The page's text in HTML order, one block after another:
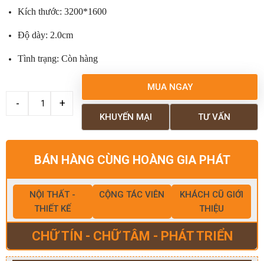
Kích thước: 3200*1600
Độ dày: 2.0cm
Tình trạng: Còn hàng
MUA NGAY
TƯ VẤN
KHUYẾN MẠI
BÁN HÀNG CÙNG HOÀNG GIA PHÁT
NỘI THẤT -
THIẾT KẾ
CỘNG TÁC VIÊN
KHÁCH CŨ GIỚI
THIỆU
CHỮ TÍN - CHỮ TÂM - PHÁT TRIỂN